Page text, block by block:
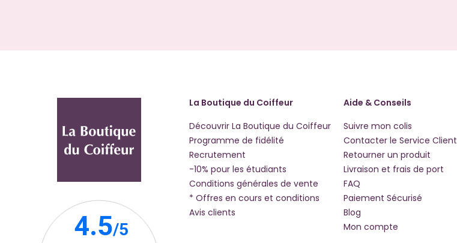
La Boutique du Coiffeur
Découvrir La Boutique du Coiffeur
Programme de fidélité
Recrutement
-10% pour les étudiants
Conditions générales de vente
* Offres en cours et conditions
Avis clients
Aide & Conseils
Suivre mon colis
Contacter le Service Client
Retourner un produit
Livraison et frais de port
FAQ
Paiement Sécurisé
Blog
Mon compte